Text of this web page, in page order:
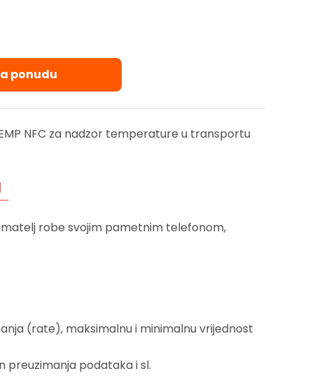
ponudu
NFC za nadzor temperature u transportu
robe svojim pametnim telefonom,
(rate), maksimalnu i minimalnu vrijednost
podataka i sl.